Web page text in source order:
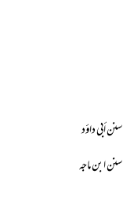
سنن أبي داؤد
سنن ابن ماجه